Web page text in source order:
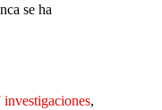
se ha
investigaciones,